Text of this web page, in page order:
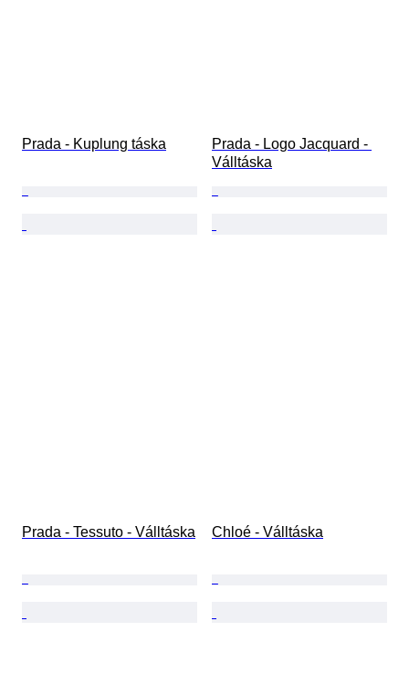
Prada - Kuplung táska
Prada - Logo Jacquard -
Válltáska
Prada - Tessuto - Válltáska Chloé - Válltáska